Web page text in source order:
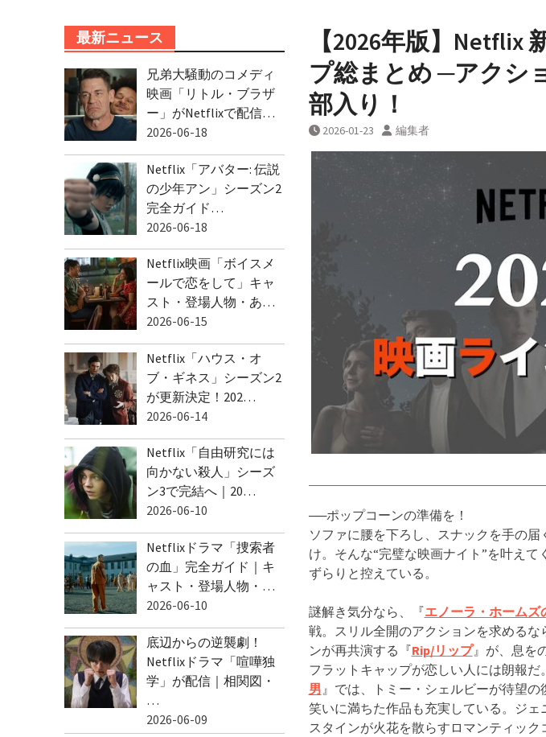
【2026年版】Netflix
プ総まとめ ─アクシ
部入り！
2026-01-23 編集者
──ポップコーンの準備を！
ソファに腰を下ろし、スナックを手の
け。そんな“完璧な映画ナイト”を叶え
ずらりと控えている。
謎解き気分なら、『エノーラ・ホームズ
戦。スリル全開のアクションを求める
ンが再共演する『Rip/リップ』が、息を
フラットキャップが恋しい人には朗報だ
男』では、トミー・シェルビーが待望の
笑いに満ちた作品も充実している。ジ
スタインが火花を散らすロマンティック
最新ニュース
兄弟大騒動のコメディ
映画「リトル・ブラザ
ー」がNetflixで配信…
2026-06-18
Netflix「アバター: 伝説
の少年アン」シーズン2
完全ガイド…
2026-06-18
Netflix映画「ボイスメ
ールで恋をして」キャ
スト・登場人物・あ…
2026-06-15
Netflix「ハウス・オ
ブ・ギネス」シーズン2
が更新決定！202…
2026-06-14
Netflix「自由研究には
向かない殺人」シーズ
ン3で完結へ｜20…
2026-06-10
Netflixドラマ「捜索者
の血」完全ガイド｜キ
ャスト・登場人物・…
2026-06-10
底辺からの逆襲劇！
Netflixドラマ「喧嘩独
学」が配信｜相関図・
…
2026-06-09